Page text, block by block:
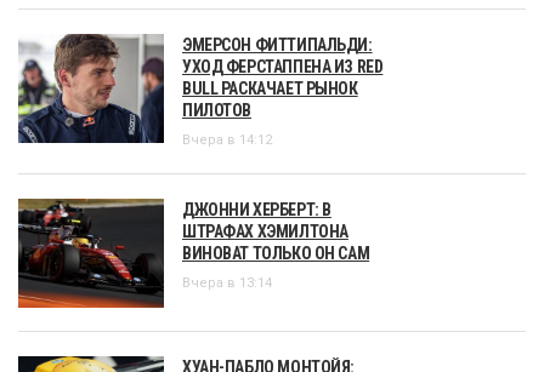
ЭМЕРСОН ФИТТИПАЛЬДИ:
УХОД ФЕРСТАППЕНА ИЗ RED
BULL РАСКАЧАЕТ РЫНОК
ПИЛОТОВ
Вчера в 14:12
ДЖОННИ ХЕРБЕРТ: В
ШТРАФАХ ХЭМИЛТОНА
ВИНОВАТ ТОЛЬКО ОН САМ
Вчера в 13:14
ХУАН-ПАБЛО МОНТОЙЯ: